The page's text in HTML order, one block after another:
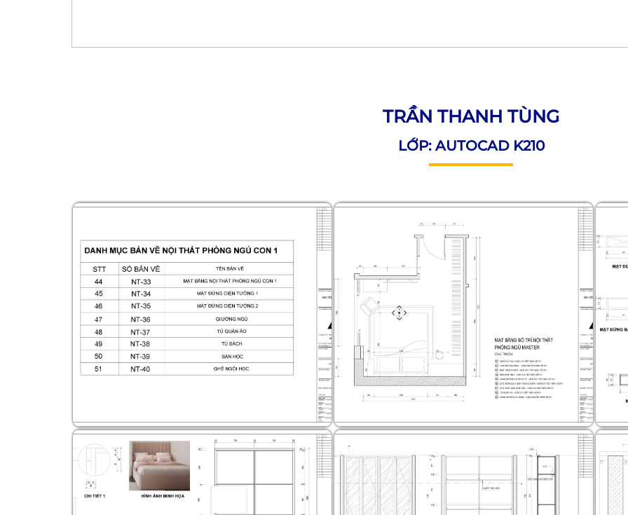
TRẦN THANH TÙNG
LỚP: AUTOCAD K210